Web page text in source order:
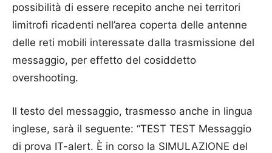
possibilità di essere recepito anche nei territori
limitrofi ricadenti nell’area coperta delle antenne
delle reti mobili interessate dalla trasmissione del
messaggio, per effetto del cosiddetto
overshooting.
Il testo del messaggio, trasmesso anche in lingua
inglese, sarà il seguente: “TEST TEST Messaggio
di prova IT-alert. È in corso la SIMULAZIONE del